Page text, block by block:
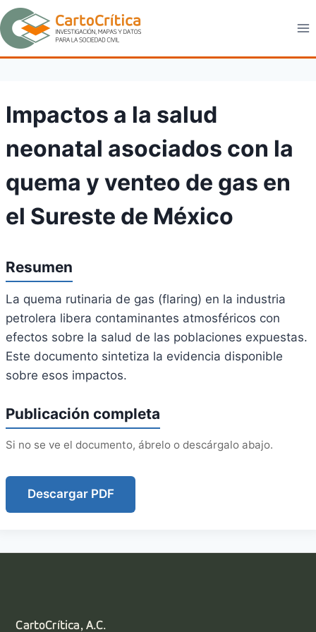
Saltar
al
contenido
Impactos a la salud
neonatal asociados con la
quema y venteo de gas en
el Sureste de México
Resumen
La quema rutinaria de gas (flaring) en la industria
petrolera libera contaminantes atmosféricos con
efectos sobre la salud de las poblaciones expuestas.
Este documento sintetiza la evidencia disponible
sobre esos impactos.
Publicación completa
Si no se ve el documento, ábrelo o descárgalo abajo.
Descargar PDF
CartoCrítica, A.C.